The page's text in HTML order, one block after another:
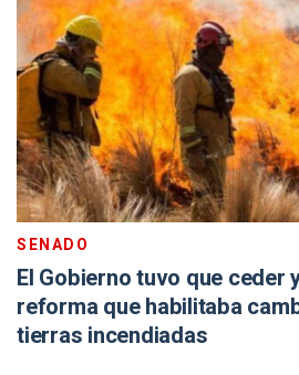
SENADO
El Gobierno tuvo que ceder
reforma que habilitaba
tierras incendiadas